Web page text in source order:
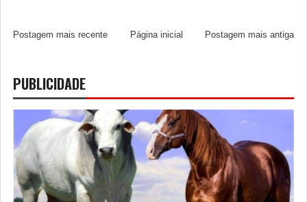
Postagem mais recente Postagem mais antiga
Página inicial
PUBLICIDADE